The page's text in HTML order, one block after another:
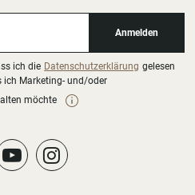
Anmelden
ich die Datenschutzerklärung gelesen
ich Marketing- und/oder
möchte